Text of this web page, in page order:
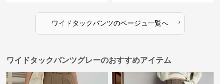
ワイドタックパンツのベージュ一覧へ ›
ワイドタックパンツグレーのおすすめアイテム